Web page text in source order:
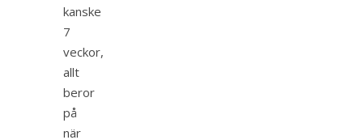
kanske
7
veckor,
allt
beror
på
när